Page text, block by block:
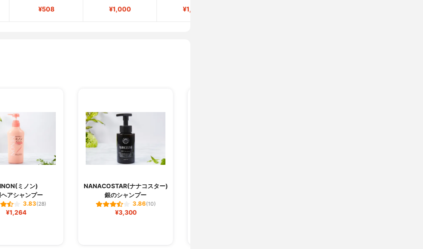
¥508 ¥1,000 ¥1,000
ミノン)
アシャンプー
3.83(28)
¥1,264
NANACOSTAR(ナナコスター)
銀のシャンプー
3.86(10)
¥3,300